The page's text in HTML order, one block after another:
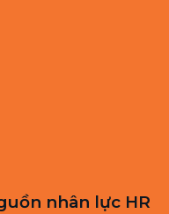
nhân lực HR